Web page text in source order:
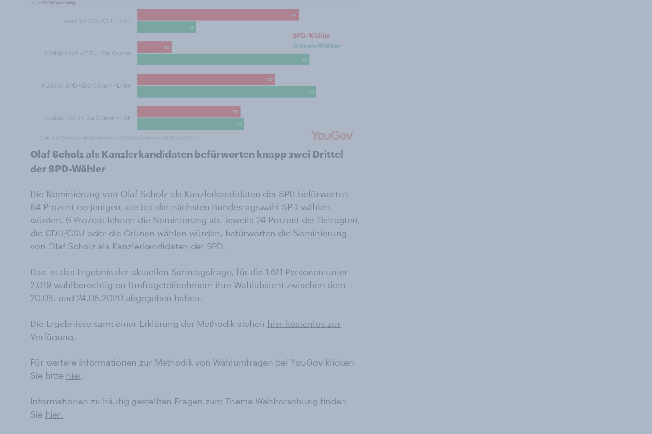
Olaf Scholz als Kanzlerkandidaten befürworten knapp zwei Drittel
der SPD-Wähler
Die Nominierung von Olaf Scholz als Kanzlerkandidaten der SPD befürworten
64 Prozent derjenigen, die bei der nächsten Bundestagswahl SPD wählen
würden. 6 Prozent lehnen die Nominierung ab. Jeweils 24 Prozent der Befragten,
die CDU/CSU oder die Grünen wählen würden, befürworten die Nominierung
von Olaf Scholz als Kanzlerkandidaten der SPD.
Das ist das Ergebnis der aktuellen Sonntagsfrage, für die 1.611 Personen unter
2.019 wahlberechtigten Umfrageteilnehmern ihre Wahlabsicht zwischen dem
20.08. und 24.08.2020 abgegeben haben.
Die Ergebnisse samt einer Erklärung der Methodik stehen hier kostenlos zur
Verfügung.
Für weitere Informationen zur Methodik von Wahlumfragen bei YouGov klicken
Sie bitte hier.
Informationen zu häufig gestellten Fragen zum Thema Wahlforschung finden
Sie hier.